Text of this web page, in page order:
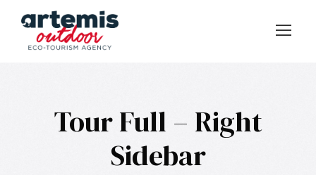
Tour Full – Right
Sidebar